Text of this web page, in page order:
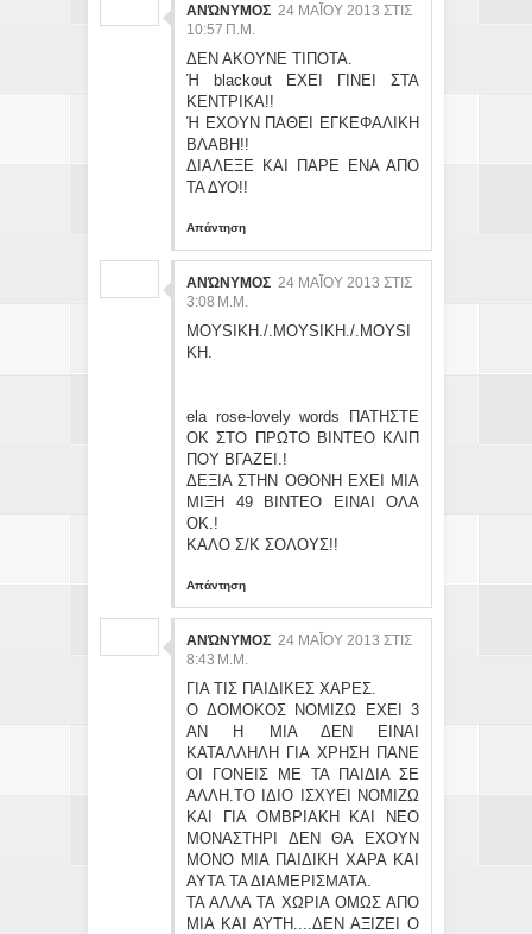
ΑΝΏΝΥΜΟΣ 24 ΜΑΪ́ΟΥ 2013 ΣΤΙΣ 10
:57 Π.Μ.
ΔΕΝ ΑΚΟΥΝΕ ΤΙΠΟΤΑ.
Ή blackout ΕΧΕΙ ΓΙΝΕΙ ΣΤΑ
ΚΕΝΤΡΙΚΑ!!
Ή ΕΧΟΥΝ ΠΑΘΕΙ ΕΓΚΕΦΑΛΙΚΗ
ΒΛΑΒΗ!!
ΔΙΑΛΕΞΕ ΚΑΙ ΠΑΡΕ ΕΝΑ ΑΠΟ
ΤΑ ΔΥΟ!!
Απάντηση
ΑΝΏΝΥΜΟΣ 24 ΜΑΪ́ΟΥ 2013 ΣΤΙΣ 3:
08 Μ.Μ.
MOYSIKH./.MOYSIKH./.MOYSI
KH.
ela rose-lovely words ΠΑΤΗΣΤΕ
ΟΚ ΣΤΟ ΠΡΩΤΟ ΒΙΝΤΕΟ ΚΛΙΠ
ΠΟΥ ΒΓΑΖΕΙ.!
ΔΕΞΙΑ ΣΤΗΝ ΟΘΟΝΗ ΕΧΕΙ ΜΙΑ
ΜΙΞΗ 49 ΒΙΝΤΕΟ ΕΙΝΑΙ ΟΛΑ
ΟΚ.!
ΚΑΛΟ Σ/Κ ΣΟΛΟΥΣ!!
Απάντηση
ΑΝΏΝΥΜΟΣ 24 ΜΑΪ́ΟΥ 2013 ΣΤΙΣ 8:
43 Μ.Μ.
ΓΙΑ ΤΙΣ ΠΑΙΔΙΚΕΣ ΧΑΡΕΣ.
Ο ΔΟΜΟΚΟΣ ΝΟΜΙΖΩ ΕΧΕΙ 3
ΑΝ Η ΜΙΑ ΔΕΝ ΕΙΝΑΙ
ΚΑΤΑΛΛΗΛΗ ΓΙΑ ΧΡΗΣΗ ΠΑΝΕ
ΟΙ ΓΟΝΕΙΣ ΜΕ ΤΑ ΠΑΙΔΙΑ ΣΕ
ΑΛΛΗ.ΤΟ ΙΔΙΟ ΙΣΧΥΕΙ ΝΟΜΙΖΩ
ΚΑΙ ΓΙΑ ΟΜΒΡΙΑΚΗ ΚΑΙ ΝΕΟ
ΜΟΝΑΣΤΗΡΙ ΔΕΝ ΘΑ ΕΧΟΥΝ
ΜΟΝΟ ΜΙΑ ΠΑΙΔΙΚΗ ΧΑΡΑ ΚΑΙ
ΑΥΤΑ ΤΑ ΔΙΑΜΕΡΙΣΜΑΤΑ.
ΤΑ ΑΛΛΑ ΤΑ ΧΩΡΙΑ ΟΜΩΣ ΑΠΟ
ΜΙΑ ΚΑΙ ΑΥΤΗ....ΔΕΝ ΑΞΙΖΕΙ Ο